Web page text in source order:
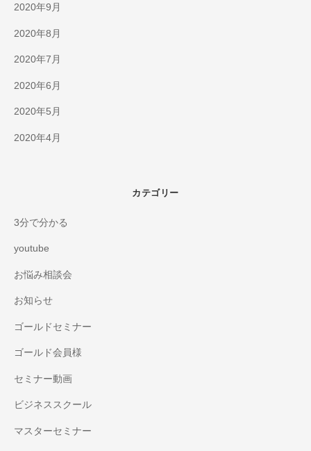
2020年9月
2020年8月
2020年7月
2020年6月
2020年5月
2020年4月
カテゴリー
3分で分かる
youtube
お悩み相談会
お知らせ
ゴールドセミナー
ゴールド会員様
セミナー動画
ビジネススクール
マスターセミナー